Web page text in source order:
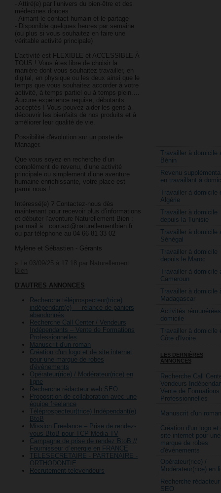
Travailler à domicile
Bénin
Revenu
en travaillant à
Travailler à domicile
Algérie
Travailler à domicile
depuis la Tunisie
Travailler à domicile
Sénégal
Travailler à domicile
depuis le Maroc
Travailler à domicile
Cameroun
Travailler à domicile
Madagascar
Activités
domicile
Travailler à domicile
Côte d'Ivoire
LES DERNIÈRES
ANNONCES
Recherche Call
Vendeurs
Vente de Formations
Professionnelles
Manuscrit d'un roman
Création d'un logo et
site internet pour une
marque de robes
d'évènements
Opérateur(rice) /
Modérateur(rice) en
Recherche rédacteur
SEO
- Attiré(e) par l’univers du bien-être et des
médecines douces
- Aimant le contact humain et le partage
- Disponible quelques heures par semaine
(ou plus si vous souhaitez en faire une
véritable activité principale)
L’activité est FLEXIBLE et ACCESSIBLE À
TOUS ! Vous êtes libre de choisir la
manière dont vous souhaitez travailler, en
digital, en physique ou les deux ainsi que le
temps que vous souhaitez accorder à votre
activité, à temps partiel ou à temps plein.…
Aucune expérience requise, débutants
acceptés ! Vous pouvez aider les gens à
découvrir les bienfaits de nos produits et à
améliorer leur qualité de vie.
Possibilité d'évolution sur un poste de
Manager.
Que vous soyez en recherche d’un
complément de revenu, d’une activité
principale ou simplement d’une aventure
humaine enrichissante, votre place est
parmi nous !
Intéressé(e) ? Contactez-nous dès
maintenant pour recevoir plus d’informations
et débuter l’aventure Naturellement Bien :
par mail à : contact@naturellementbien.fr
ou par téléphone au 04 66 81 33 02
Mylène et Sébastien - Gérants
»
D'AUTRES ANNONCES
Recherche téléprospecteur(trice)
indépendant(e) — relance de paniers
abandonnés
Recherche Call Center / Vendeurs
Indépendants – Vente de Formations
Professionnelles
Manuscrit d'un roman
Création d'un logo et de site internet
pour une marque de robes
d'évènements
Opérateur(rice) / Modérateur(rice) en
ligne
Recherche rédacteur web SEO
Proposition de collaboration avec une
équipe freelance
Téléprospecteur(trice) Indépendant(e)
BtoB
Mission Freelance – Prise de rendez-
vous BtoB pour TCP Média TV
Campagne de prise de rendez BtoB //
Fournisseur d´energie en FRANCE
TELESECRETAIRE - PARTENAIRE -
ORTHODONTIE
Recrutement televendeurs